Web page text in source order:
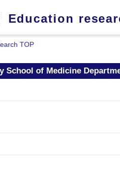
Education
TOP
School of Medicine